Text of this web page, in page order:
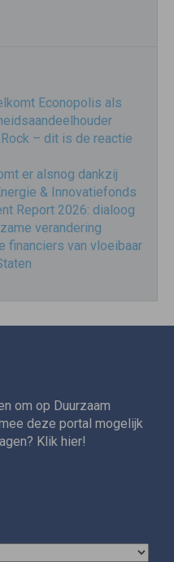
Econopolis als
– dit is de reactie
er alsnog dankzij
& Innovatiefonds
Report 2026: dialoog
verandering
financiers van vloeibaar
om op Duurzaam
deze portal mogelijk
Klik hier!